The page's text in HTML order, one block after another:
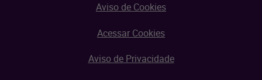
Aviso de Cookies
Acessar Cookies
Aviso de Privacidade